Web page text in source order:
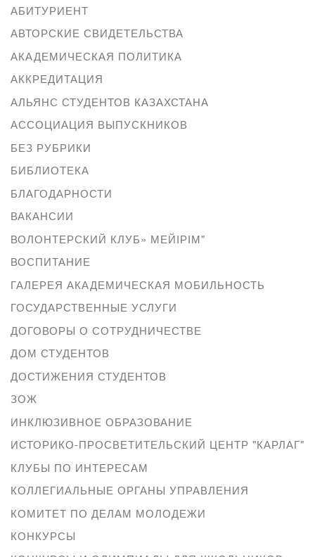
АБИТУРИЕНТ
АВТОРСКИЕ СВИДЕТЕЛЬСТВА
АКАДЕМИЧЕСКАЯ ПОЛИТИКА
АККРЕДИТАЦИЯ
АЛЬЯНС СТУДЕНТОВ КАЗАХСТАНА
АССОЦИАЦИЯ ВЫПУСКНИКОВ
БЕЗ РУБРИКИ
БИБЛИОТЕКА
БЛАГОДАРНОСТИ
ВАКАНСИИ
ВОЛОНТЕРСКИЙ КЛУБ» МЕЙІРІМ"
ВОСПИТАНИЕ
ГАЛЕРЕЯ АКАДЕМИЧЕСКАЯ МОБИЛЬНОСТЬ
ГОСУДАРСТВЕННЫЕ УСЛУГИ
ДОГОВОРЫ О СОТРУДНИЧЕСТВЕ
ДОМ СТУДЕНТОВ
ДОСТИЖЕНИЯ СТУДЕНТОВ
ЗОЖ
ИНКЛЮЗИВНОЕ ОБРАЗОВАНИЕ
ИСТОРИКО-ПРОСВЕТИТЕЛЬСКИЙ ЦЕНТР "КАРЛАГ"
КЛУБЫ ПО ИНТЕРЕСАМ
КОЛЛЕГИАЛЬНЫЕ ОРГАНЫ УПРАВЛЕНИЯ
КОМИТЕТ ПО ДЕЛАМ МОЛОДЕЖИ
КОНКУРСЫ